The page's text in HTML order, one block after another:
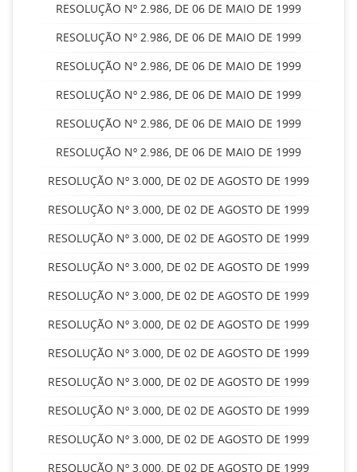
RESOLUÇÃO Nº 2.986, DE 06 DE MAIO DE 1999
RESOLUÇÃO Nº 2.986, DE 06 DE MAIO DE 1999
RESOLUÇÃO Nº 2.986, DE 06 DE MAIO DE 1999
RESOLUÇÃO Nº 2.986, DE 06 DE MAIO DE 1999
RESOLUÇÃO Nº 2.986, DE 06 DE MAIO DE 1999
RESOLUÇÃO Nº 2.986, DE 06 DE MAIO DE 1999
RESOLUÇÃO Nº 3.000, DE 02 DE AGOSTO DE 1999
RESOLUÇÃO Nº 3.000, DE 02 DE AGOSTO DE 1999
RESOLUÇÃO Nº 3.000, DE 02 DE AGOSTO DE 1999
RESOLUÇÃO Nº 3.000, DE 02 DE AGOSTO DE 1999
RESOLUÇÃO Nº 3.000, DE 02 DE AGOSTO DE 1999
RESOLUÇÃO Nº 3.000, DE 02 DE AGOSTO DE 1999
RESOLUÇÃO Nº 3.000, DE 02 DE AGOSTO DE 1999
RESOLUÇÃO Nº 3.000, DE 02 DE AGOSTO DE 1999
RESOLUÇÃO Nº 3.000, DE 02 DE AGOSTO DE 1999
RESOLUÇÃO Nº 3.000, DE 02 DE AGOSTO DE 1999
RESOLUÇÃO Nº 3.000, DE 02 DE AGOSTO DE 1999